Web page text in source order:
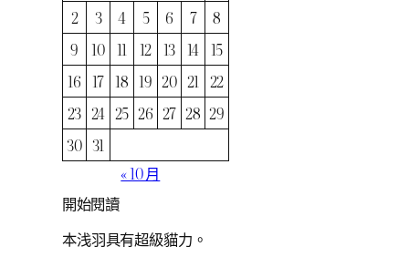
2
3 4 5 6 7
8
9
10 11 12 13 14 15
16 17 18 19 20 21 22
23 24 25 26 27 28 29
30 31
« 10 月
開始閱讀
本浅羽具有超級貓力。